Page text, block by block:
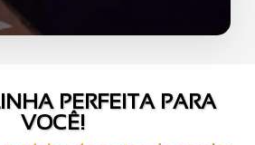
PERFEITA PARA
VOCÊ!